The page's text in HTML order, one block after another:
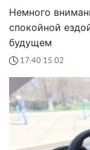
Немного
спокойной
будущем
17:40 15.02